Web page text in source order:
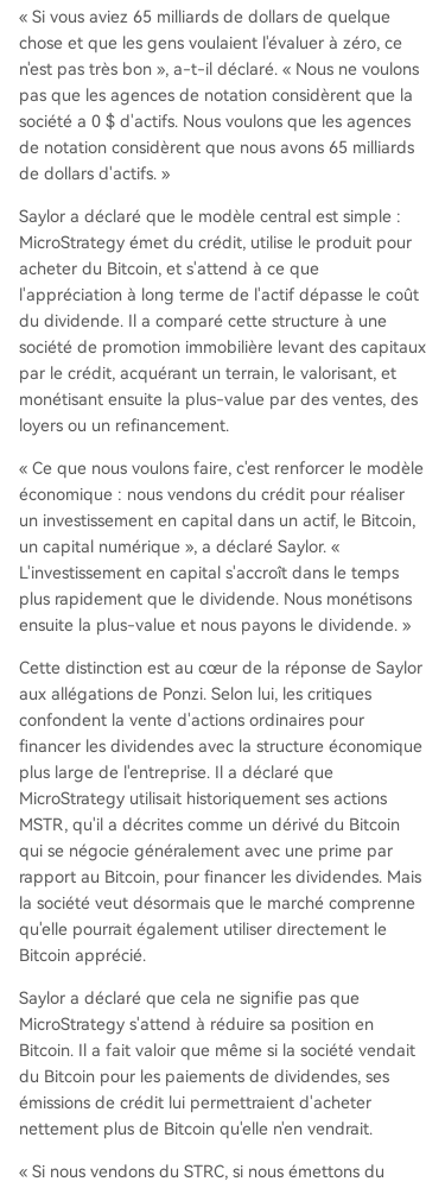
« Si vous aviez 65 milliards de dollars de quelque
chose et que les gens voulaient l'évaluer à zéro, ce
n'est pas très bon », a-t-il déclaré. « Nous ne voulons
pas que les agences de notation considèrent que la
société a 0 $ d'actifs. Nous voulons que les agences
de notation considèrent que nous avons 65 milliards
de dollars d'actifs. »
Saylor a déclaré que le modèle central est simple :
MicroStrategy émet du crédit, utilise le produit pour
acheter du Bitcoin, et s'attend à ce que
l'appréciation à long terme de l'actif dépasse le coût
du dividende. Il a comparé cette structure à une
société de promotion immobilière levant des capitaux
par le crédit, acquérant un terrain, le valorisant, et
monétisant ensuite la plus-value par des ventes, des
loyers ou un refinancement.
« Ce que nous voulons faire, c'est renforcer le modèle
économique : nous vendons du crédit pour réaliser
un investissement en capital dans un actif, le Bitcoin,
un capital numérique », a déclaré Saylor. «
L'investissement en capital s'accroît dans le temps
plus rapidement que le dividende. Nous monétisons
ensuite la plus-value et nous payons le dividende. »
Cette distinction est au cœur de la réponse de Saylor
aux allégations de Ponzi. Selon lui, les critiques
confondent la vente d'actions ordinaires pour
financer les dividendes avec la structure économique
plus large de l'entreprise. Il a déclaré que
MicroStrategy utilisait historiquement ses actions
MSTR, qu'il a décrites comme un dérivé du Bitcoin
qui se négocie généralement avec une prime par
rapport au Bitcoin, pour financer les dividendes. Mais
la société veut désormais que le marché comprenne
qu'elle pourrait également utiliser directement le
Bitcoin apprécié.
Saylor a déclaré que cela ne signifie pas que
MicroStrategy s'attend à réduire sa position en
Bitcoin. Il a fait valoir que même si la société vendait
du Bitcoin pour les paiements de dividendes, ses
émissions de crédit lui permettraient d'acheter
nettement plus de Bitcoin qu'elle n'en vendrait.
« Si nous vendons du STRC, si nous émettons du